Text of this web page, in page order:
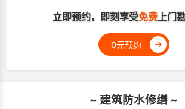
立即预约，即刻享受免费上门
0元预约 →
~ 建筑防水修缮 ~